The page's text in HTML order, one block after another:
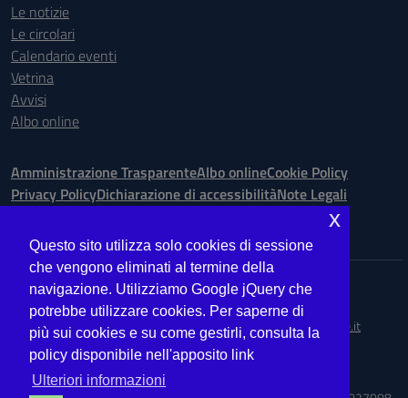
Le notizie
Le circolari
Calendario eventi
Vetrina
Avvisi
Albo online
Amministrazione TrasparenteAlbo onlineCookie Policy
Privacy PolicyDichiarazione di accessibilitàNote Legali
Indirizzo:Via Ugo Bassi is. 148 n. 73 - 98123 Messina
Centralino:090.9012763 Email:MEIS027008@istruzione.it
Posta elettronica certificata (PEC): meis027008@pec.istruzione.it
Codice fiscale: 03224560833
Codice meccanografico:MEIS027008
Questo sito utilizza solo cookies di sessione
che vengono eliminati al termine della
navigazione. Utilizziamo Google jQuery che
potrebbe utilizzare cookies. Per saperne di
più sui cookies e su come gestirli, consulta la
policy disponibile nell'apposito link
Ulteriori informazioni
x